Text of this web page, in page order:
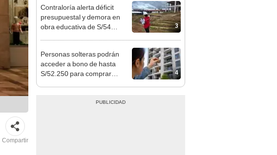
Compartir
3
Contraloría alerta déficit
presupuestal y demora en
obra educativa de S/54
4
Personas solteras podrán
acceder a bono de hasta
S/52.250 para comprar